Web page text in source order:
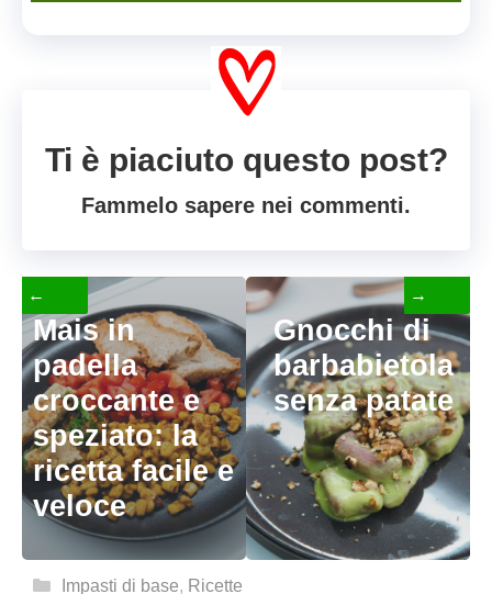
Ti è piaciuto questo post?
Fammelo sapere nei commenti.
Mais in
padella
croccante e
speziato: la
ricetta facile e
veloce
← →
Gnocchi di
barbabietola
senza patate
Categorie
Impasti di base, Ricette